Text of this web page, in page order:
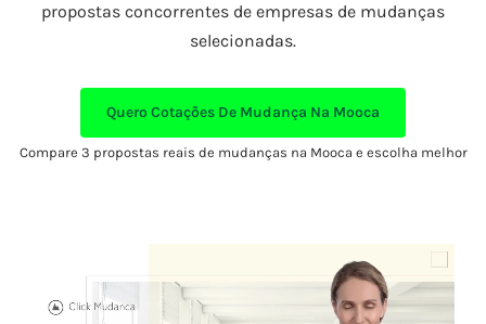
propostas concorrentes de empresas de mudanças
selecionadas.
Quero Cotações De Mudança Na Mooca
Compare 3 propostas reais de mudanças na Mooca e escolha melhor